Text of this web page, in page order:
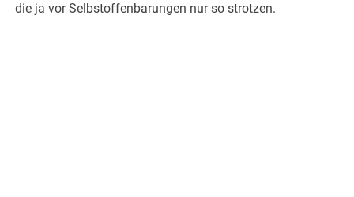
die ja vor Selbstoffenbarungen nur so strotzen.